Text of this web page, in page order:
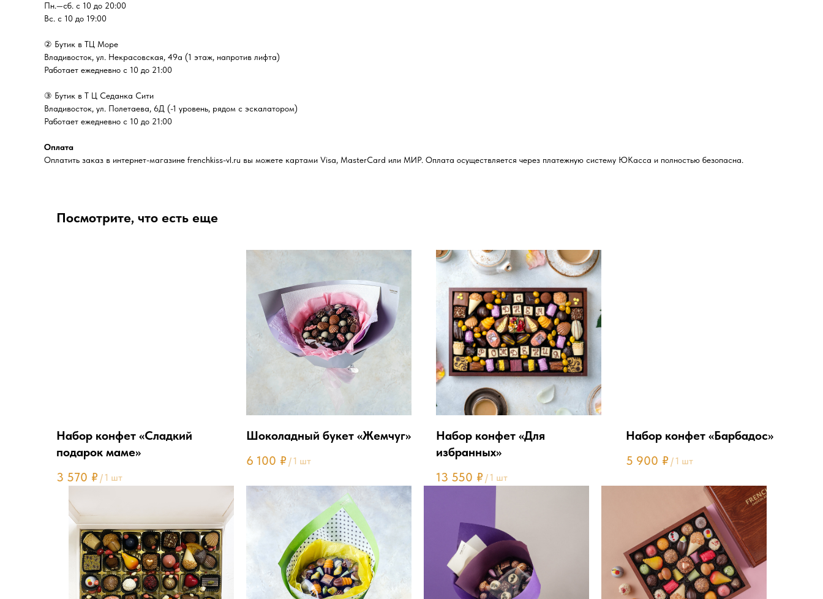
Пн.—сб. с 10 до 20:00
Вс. с 10 до 19:00
② Бутик в ТЦ Море
Владивосток, ул. ​Некрасовская, 49а (1 этаж, напротив лифта)
Работает ежедневно с 10 до 21:00
③ Бутик в Т Ц Седанка Сити
Владивосток, ул. Полетаева, 6Д (-1 уровень, рядом с эскалатором)
Работает ежедневно с 10 до 21:00
Оплата
Оплатить заказ в интернет-магазине frenchkiss-vl.ru вы можете картами Visa, MasterCard или МИР. Оплата осуществляется через платежную систему ЮКасса и полностью безопасна.
Посмотрите, что есть еще
Набор конфет «Сладкий
подарок маме»
3 570 ₽ /1 шт
Шоколадный букет «Жемчуг»
6 100 ₽ /1 шт
Набор конфет «Для
избранных»
13 550 ₽ /1 шт
Набор конфет «Барбадос»
5 900 ₽ /1 шт